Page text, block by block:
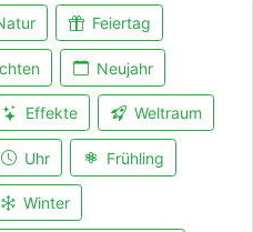
Feiertag
Neujahr
Effekte Weltraum
Uhr Frühling
Winter